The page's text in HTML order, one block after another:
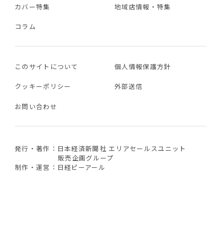
カバー特集 地域店情報・特集
コラム
このサイトについて 個人情報保護方針
クッキーポリシー 外部送信
お問い合わせ
発行・著作：日本経済新聞社 エリアセールスユニット
販売企画グループ
制作・運営：日経ピーアール